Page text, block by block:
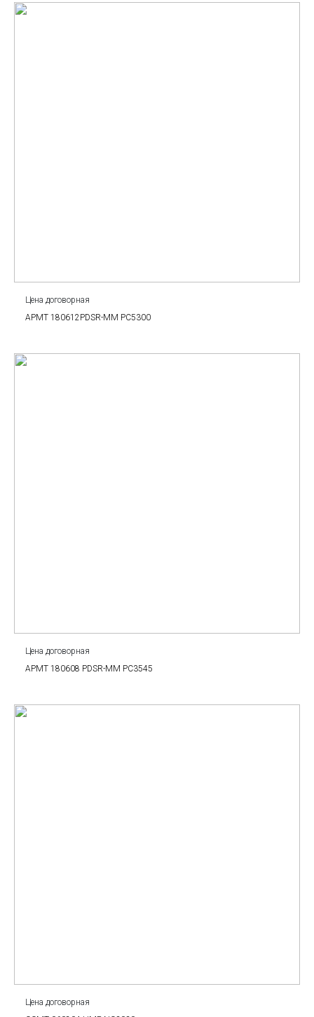
Цена договорная
APMT 180612PDSR-MM PC5300
Цена договорная
APMT 180608 PDSR-MM PC3545
Цена договорная